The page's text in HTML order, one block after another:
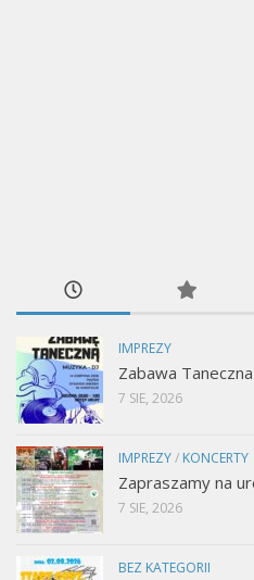
IMPREZY
Zabawa
7 SIE, 2026
IMPREZY/ KONCERTY
Zapraszamy na
7 SIE, 2026
BEZ KATEGORII